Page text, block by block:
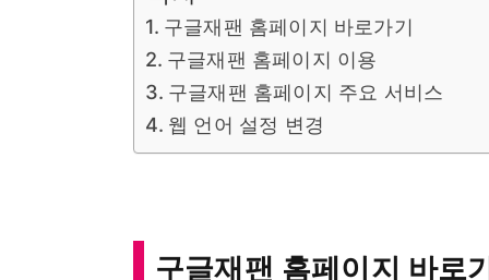
구글재팬 홈페이지 바로가기
구글재팬 홈페이지 이용
구글재팬 홈페이지 주요 서비스
웹 언어 설정 변경
구글재팬 홈페이지 바로